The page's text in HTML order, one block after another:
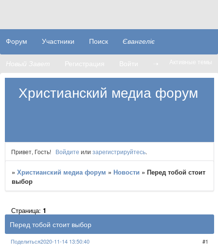
Христианский медиа форум
Форум Участники Поиск Євангеліє
Новый Завет Регистрация Войти ➝ Активные темы
Привет, Гость! Войдите или зарегистрируйтесь.
»Христианский медиа форум » Новости »Перед тобой стоит
выбор
Перед тобой стоит выбор
Страница:1
Поделиться 1
2020-11-14 13:50:40